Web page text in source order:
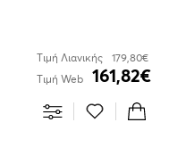
Τιμή Λιανικής
179,80€
Τιμή Web
161,82€